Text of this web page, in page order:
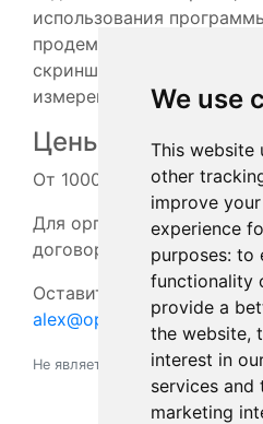
We use
This website
other
improve
experience
purposes: to
functionality
provide a
the website,
interest in
services and
marketing
использования
продемонстрировать
скриншоты, обсудить
измерениями.
Цены:
От 10000₽ за 1
Для организаций
договора на
Оставить заявку на
alex@opensoundmeter.com
Не является публичной офертой